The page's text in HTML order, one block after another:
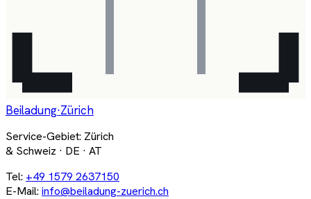
Beiladung·Zürich
Service-Gebiet: Zürich
& Schweiz · DE · AT
Tel: +49 1579 2637150
E-Mail: info@beiladung-zuerich.ch